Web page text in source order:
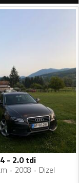
- 2.0 tdi
2008 Dizel